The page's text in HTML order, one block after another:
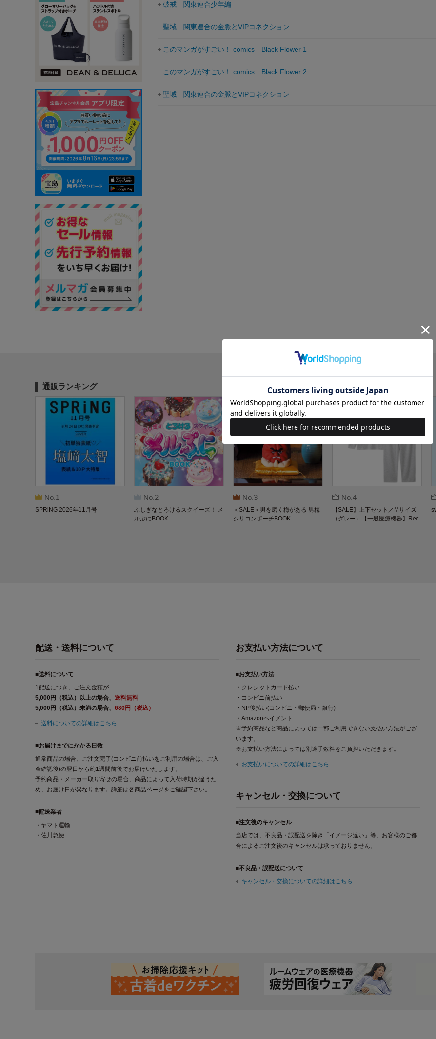
破戒 関東連合少年編
聖域 関東連合の金脈とVIPコネクション
このマンガがすごい！ comics Black Flower 1
このマンガがすごい！ comics Black Flower 2
聖域 関東連合の金脈とVIPコネクション
通販ランキング
No.1
SPRiNG 2026年11月号
No.2
ふしぎなとろけるスクイーズ！ メ
ルぷにBOOK
No.3
＜SALE＞男を磨く梅がある 男梅
シリコンポーチBOOK
No.4
【SALE】上下セット／Mサイズ
（グレー）【一般医療機器】Rec
配送・送料について
■送料について
1配送につき、ご注文金額が
5,000円（税込）以上の場合、 送料無料
5,000円（税込）未満の場合、 680円（税込）
送料についての詳細はこちら
■お届けまでにかかる日数
通常商品の場合、ご注文完了(コンビニ前払いをご利用の場合は、ご入
金確認後)の翌日から約1週間前後でお届けいたします。
予約商品・メーカー取り寄せの場合、商品によって入荷時期が違うた
め、お届け日が異なります。詳細は各商品ページをご確認下さい。
■配送業者
・ヤマト運輸
・佐川急便
お支払い方法について
■お支払い方法
・クレジットカード払い
・コンビニ前払い
・NP後払い(コンビニ・郵便局・銀行)
・Amazonペイメント
※予約商品など商品によっては一部ご利用できない支払い方法がござ
います。
※お支払い方法によっては別途手数料をご負担いただきます。
お支払いについての詳細はこちら
キャンセル・交換について
■注文後のキャンセル
当店では、不良品・誤配送を除き「イメージ違い」等、お客様のご都
合によるご注文後のキャンセルは承っておりません。
■不良品・誤配送について
キャンセル・交換についての詳細はこちら